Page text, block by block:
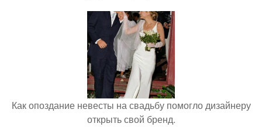
Как опоздание невесты на свадьбу помогло дизайнеру
открыть свой бренд.